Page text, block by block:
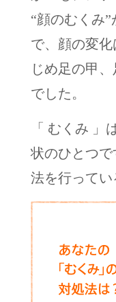
“顔のむくみ
で、顔の変
じめ足の甲
でした。
「 むくみ
状のひとつ
法を行ってい